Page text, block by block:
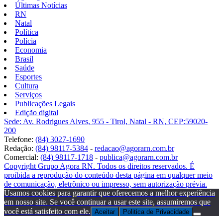
Últimas Notícias
RN
Natal
Política
Polícia
Economia
Brasil
Saúde
Esportes
Cultura
Serviços
Publicações Legais
Edição digital
Sede: Av. Rodrigues Alves, 955 - Tirol, Natal - RN, CEP:59020-
200
Telefone: (84) 3027-1690
Redação: (84) 98117-5384 - redacao@agorarn.com.br
Comercial: (84) 98117-1718 - publica@agorarn.com.br
Copyright Grupo Agora RN. Todos os direitos reservados. É
proibida a reprodução do conteúdo desta página em qualquer meio
de comunicação, eletrônico ou impresso, sem autorização prévia.
Usamos cookies para garantir que oferecemos a melhor experiência
em nosso site. Se você continuar a usar este site, assumiremos que
você está satisfeito com ele. Aceitar Politica de Privacidade